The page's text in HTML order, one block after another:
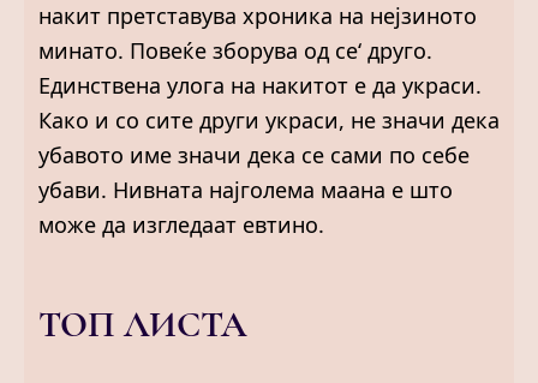
накит претставува хроника на нејзиното
минато. Повеќе зборува од се‘ друго.
Единствена улога на накитот е да украси.
Како и со сите други украси, не значи дека
убавото име значи дека се сами по себе
убави. Нивната најголема маана е што
може да изгледаат евтино.
ТОП ЛИСТА